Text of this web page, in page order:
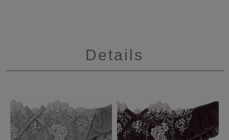
Details